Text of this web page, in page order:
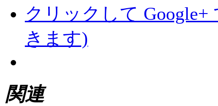
クリックして
きます)
関連